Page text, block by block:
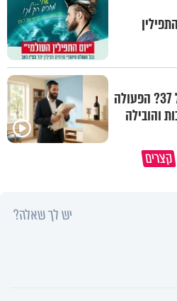
מה הסיכוי להתחתן בגיל 37? הפעולה
והובילה
קצרים
סגולה שתעזור לכם למתן את
יש לך שאלה?